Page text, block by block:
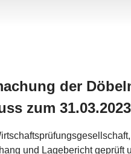
der
zum 31.03.2023
und Lagebericht